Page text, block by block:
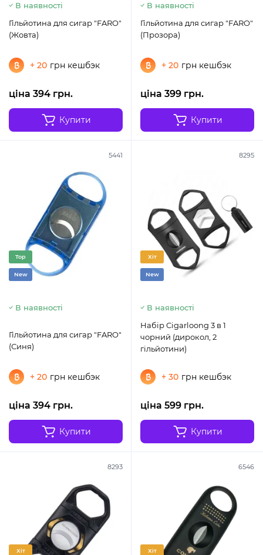
В наявності
Гільйотина для сигар "FARO"
(Жовта)
+ 20 грн кешбэк
ціна 394 грн.
Купити
В наявності
Гільйотина для сигар "FARO"
(Прозора)
+ 20 грн кешбэк
ціна 399 грн.
Купити
5441
Top
New
В наявності
Гільйотина для сигар "FARO"
(Синя)
+ 20 грн кешбэк
ціна 394 грн.
Купити
8295
Хіт
New
В наявності
Набір Cigarloong 3 в 1
чорний (дирокол, 2
гільйотини)
+ 30 грн кешбэк
ціна 599 грн.
Купити
8293
Хіт
6546
Хіт